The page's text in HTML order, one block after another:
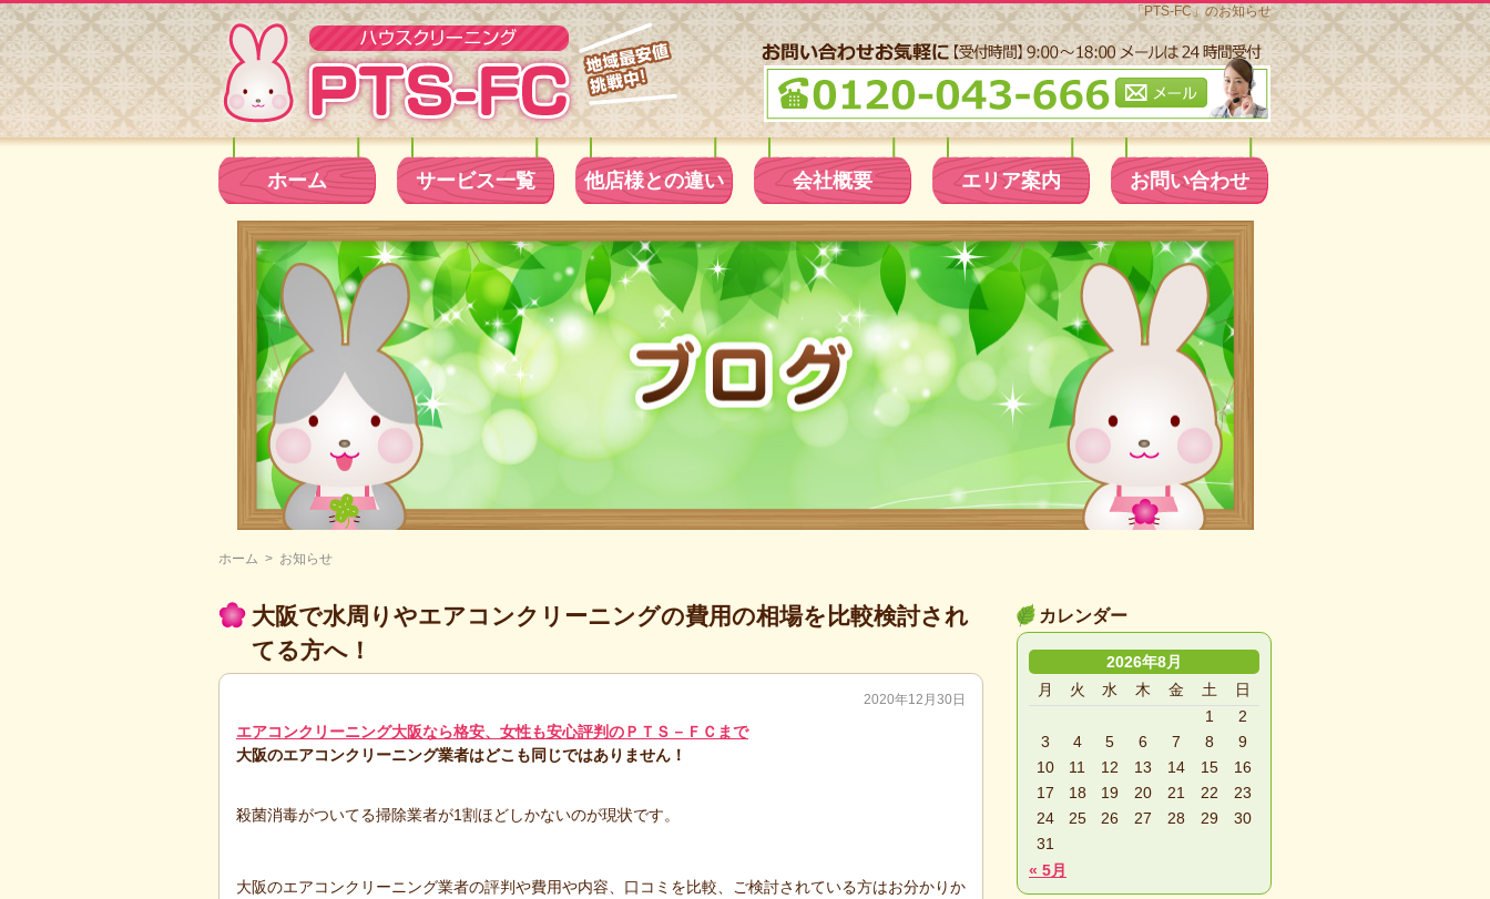
「PTS-FC」のお知らせ
ホーム サービス一覧 他店様との違い 会社概要 エリア案内 お問い合わせ
ホーム > お知らせ
大阪で水周りやエアコンクリーニングの費用の相場を比較検討され
てる方へ！
2020年12月30日
エアコンクリーニング大阪なら格安、女性も安心評判のＰＴＳ－ＦＣまで
大阪のエアコンクリーニング業者はどこも同じではありません！
殺菌消毒がついてる掃除業者が1割ほどしかないのが現状です。
大阪のエアコンクリーニング業者の評判や費用や内容、口コミを比較、ご検討されている方はお分かりか
カレンダー
2026年8月
月
火 水 木 金 土
日
1
2
3
4 5 6 7 8
9
10
11 12 13 14 15
16
17
18 19 20 21 22
23
24
25 26 27 28 29
30
31
« 5月